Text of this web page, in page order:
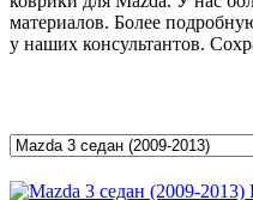
материалов. Более
у наших консультантов.